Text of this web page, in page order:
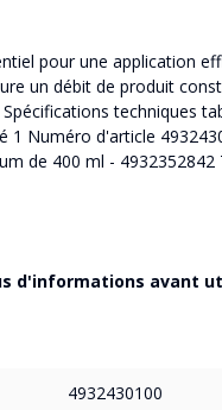
pour une application
un débit de produit
techniques
1 Numéro d'article
de 400 ml -
d'informations avant
4932430100